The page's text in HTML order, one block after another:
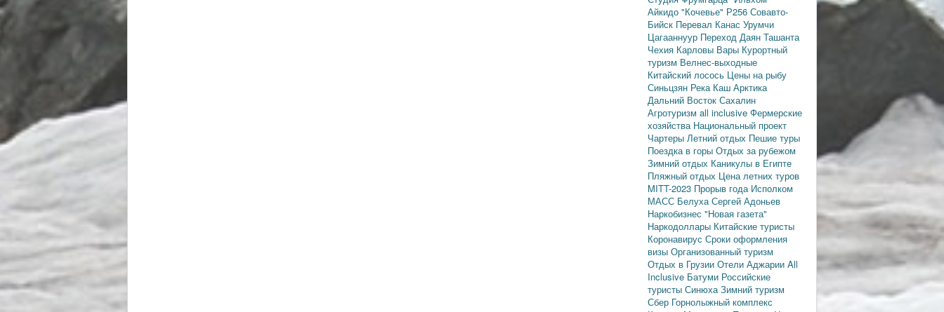
Айкидо "Кочевье" Р256 Совавто-
Бийск Перевал Канас Урумчи
Цагааннуур Переход Даян Ташанта
Чехия Карловы Вары Курортный
туризм Велнес-выходные
Китайский лосось Цены на рыбу
Синьцзян Река Каш Арктика
Дальний Восток Сахалин
Агротуризм all inclusive Фермерские
хозяйства Национальный проект
Чартеры Летний отдых Пешие туры
Поездка в горы Отдых за рубежом
Зимний отдых Каникулы в Египте
Пляжный отдых Цена летних туров
MITT-2023 Прорыв года Исполком
МАСС БелухаСергей Адоньев
Наркобизнес "Новая газета"
Наркодоллары Китайские туристы
Коронавирус Сроки оформления
визы Организованный туризм
Отдых в Грузии Отели Аджарии All
Inclusive Батуми Российские
туристы СинюхаЗимний туризм
Сбер Горнолыжный комплекс